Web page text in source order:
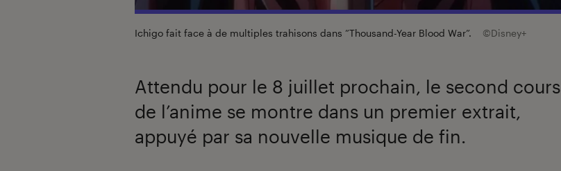
Ichigo fait face à de multiples trahisons dans ”Thousand-Year Blood War”. ©Disney+
Attendu pour le 8 juillet prochain, le second cours
de l’anime se montre dans un premier extrait,
appuyé par sa nouvelle musique de fin.